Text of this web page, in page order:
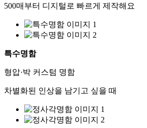
500매부터 디지털로 빠르게 제작해요
특수명함
형압·박 커스텀 명함
차별화된 인상을 남기고 싶을 때